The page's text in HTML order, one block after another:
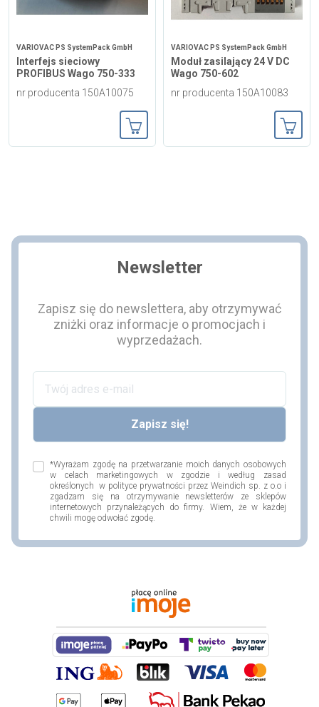
VARIOVAC PS SystemPack GmbH
Interfejs sieciowy
PROFIBUS Wago 750-333
nr producenta 150A10075
Dodaj do koszyka
VARIOVAC PS SystemPack GmbH
Moduł zasilający 24 V DC
Wago 750-602
nr producenta 150A10083
Newsletter
Zapisz się do newslettera, aby otrzymywać
zniżki oraz informacje o promocjach i
wyprzedażach.
*Wyrażam zgodę na przetwarzanie moich danych osobowych
w celach marketingowych w zgodzie i według zasad
określonych w polityce prywatności przez Weindich sp. z o.o i
zgadzam się na otrzymywanie newsletterów ze sklepów
internetowych przynależących do firmy. Wiem, że w każdej
chwili mogę odwołać zgodę.